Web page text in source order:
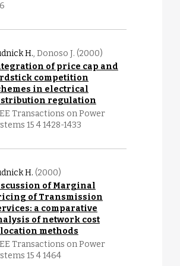
H., Donoso J. (2000)
of price cap and
competition
in electrical
regulation
Transactions on Power
15 4 1428-1433
H. (2000)
of Marginal
of Transmission
a comparative
of network cost
methods
Transactions on Power
15 4 1464